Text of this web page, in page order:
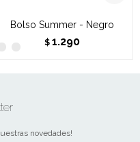
Bolso Summer - Negro
$ 1.290
novedades!